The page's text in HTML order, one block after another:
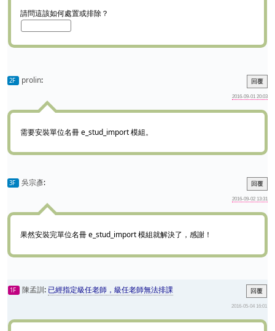
請問這該如何處置或排除？
回覆
2F prolin:
2016-09-01 20:03
需要安裝單位名冊 e_stud_import 模組。
回覆
3F 吳宗彥:
2016-09-02 13:31
果然安裝完單位名冊 e_stud_import 模組就解決了，感謝！
1F 陳孟訓: 回覆
已經指定級任老師，級任老師無法排課
2016-05-04 16:01